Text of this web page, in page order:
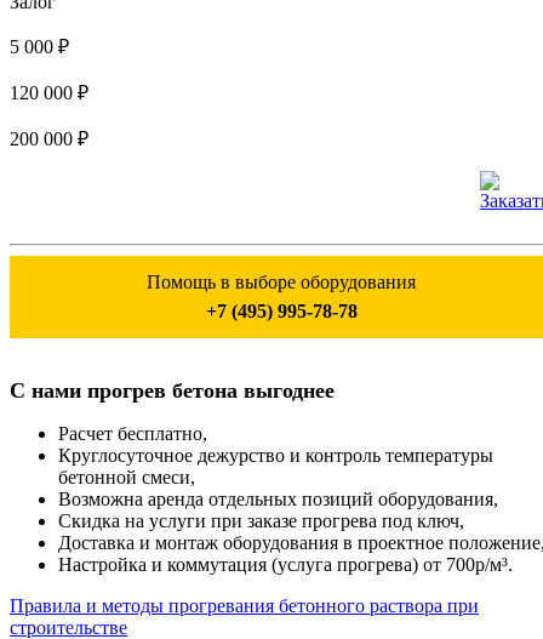
5 000 ₽
120 000 ₽
200 000 ₽
Помощь в выборе оборудования
+7 (495) 995-78-78
С нами прогрев бетона выгоднее
Расчет бесплатно,
Круглосуточное дежурство и контроль температуры
бетонной смеси,
Возможна аренда отдельных позиций оборудования,
Скидка на услуги при заказе прогрева под ключ,
Доставка и монтаж оборудования в проектное
Настройка и коммутация (услуга прогрева) от 700р/м³.
Правила и методы прогревания бетонного раствора при
строительстве